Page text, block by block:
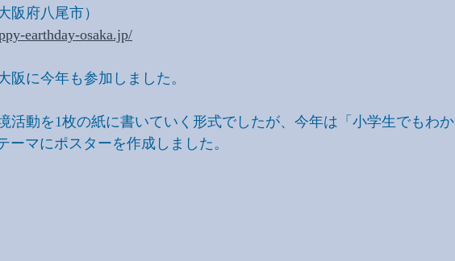
阪府八尾市）
earthday-osaka.jp/
阪に今年も参加しました。
活動を1枚の紙に書いていく形式でしたが、今年は「小学生でもわか
ーマにポスターを作成しました。